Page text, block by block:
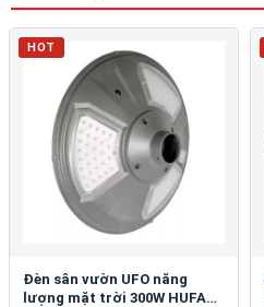
HOT
Đèn sân vườn UFO năng
lượng mặt trời 300W HUFA